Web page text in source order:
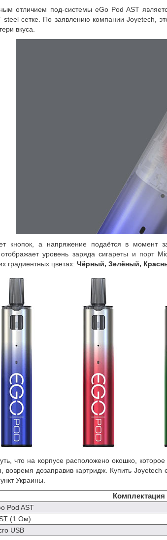
отличием под-системы eGo Pod AST
сетке. По заявлению компании Joyetech,
вкуса.
кнопок, а напряжение подаётся в момент
отображает уровень заряда сигареты и порт
градиентных цветах: Чёрный, Зелёный,
что на корпусе расположено окошко,
вовремя дозаправив картридж. Купить
Украины.
Комплектация
Pod AST
(1 Ом)
USB